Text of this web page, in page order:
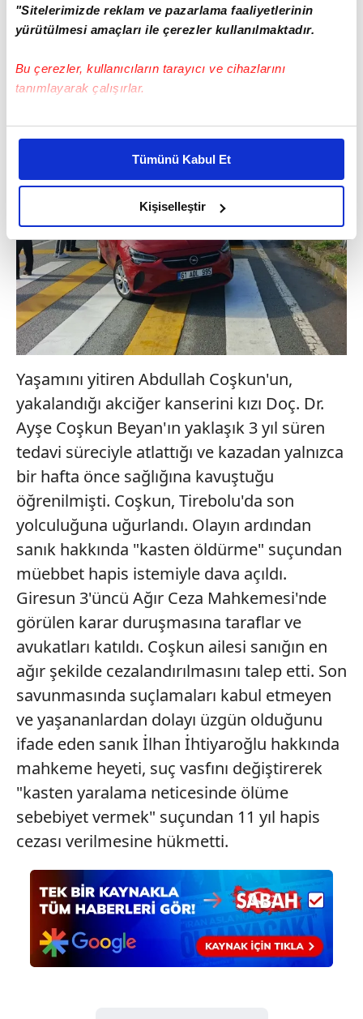
"Sitelerimizde reklam ve pazarlama faaliyetlerinin
yürütülmesi amaçları ile çerezler kullanılmaktadır.
Bu çerezler, kullanıcıların tarayıcı ve cihazlarını
tanımlayarak çalışırlar.
Bu çerezlere izin vermeniz halinde sizlere özel
daha iyi reklam deneyimi yaşatabiliriz. Bunu yaparken
amacımızın size daha iyi bir reklam deneyimi sunmak
olduğunu ve sizlere en iyi içerikleri sunabilmek adına
elimizden gelen çabayı gösterdiğimizi ve bu noktada,
reklamların maliyetlerimizi karşılamak noktasında tek gelir
kalemimiz olduğunu sizlere hatırlatmak isteriz.
Her halükârda, kullanıcılar, bu çerezlere izin vermedikleri
takdirde, kullanıcılara hedefli reklamlar
gösterilmeyecektir."
Sizlere daha iyi bir hizmet sunabilmek için İnternet
Sitemizde kendimize ve üçüncü kişilere ait çerezler
kullanılmaktadır. Bu çerezler vasıtasıyla çeşitli kişisel
verileriniz işlenmekte olup gerekli olan çerezler bilgi
toplumu hizmetlerinin sunulması amacıyla
kullanılmaktadır. Diğer çerezler, sitemizin daha işlevsel
kılınması ve kişiselleştirilmesi ve sizlere yönelik
reklam/pazarlama faaliyetlerinin yapılması, amaçlarıyla
sınırlı olarak açık rızanız dahilinde kullanılacaktır.
Çerezlere ilişkin tercihlerinizi aşağıda yer alan panel
vasıtasıyla belirleyebilirsiniz. Çerezlere ilişkin detaylı bilgi
için Ayarlar butonuna tıklayabilir,
Çerez Bilgilendirme
Metnimizi ziyaret edebilirsiniz.
6698 sayılı Kişisel Verilerin Korunması Kanunu uyarınca
hazırlanmış Aydınlatma Metnimizi okumak ve sitemizde
ilgili mevzuata uygun olarak kullanılan çerezlerle ilgili bilgi
almak için lütfentıklayınız.
Tümünü Kabul Et
Kişiselleştir
Yaşamını yitiren Abdullah Coşkun'un,
yakalandığı akciğer kanserini kızı Doç. Dr.
Ayşe Coşkun Beyan'ın yaklaşık 3 yıl süren
tedavi süreciyle atlattığı ve kazadan yalnızca
bir hafta önce sağlığına kavuştuğu
öğrenilmişti. Coşkun, Tirebolu'da son
yolculuğuna uğurlandı. Olayın ardından
sanık hakkında "kasten öldürme" suçundan
müebbet hapis istemiyle dava açıldı.
Giresun 3'üncü Ağır Ceza Mahkemesi'nde
görülen karar duruşmasına taraflar ve
avukatları katıldı. Coşkun ailesi sanığın en
ağır şekilde cezalandırılmasını talep etti. Son
savunmasında suçlamaları kabul etmeyen
ve yaşananlardan dolayı üzgün olduğunu
ifade eden sanık İlhan İhtiyaroğlu hakkında
mahkeme heyeti, suç vasfını değiştirerek
"kasten yaralama neticesinde ölüme
sebebiyet vermek" suçundan 11 yıl hapis
cezası verilmesine hükmetti.